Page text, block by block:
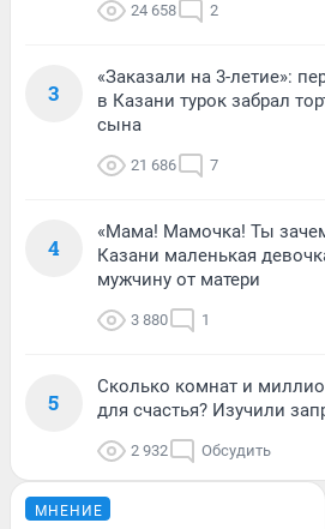
24 658 2
3
«Заказали на 3-летие»:
в Казани турок забрал
сына
21 686 7
4
«Мама! Мамочка! Ты
Казани маленькая
мужчину от матери
3 880 1
5
Сколько комнат и
для счастья? Изучили
2 932 Обсудить
МНЕНИЕ